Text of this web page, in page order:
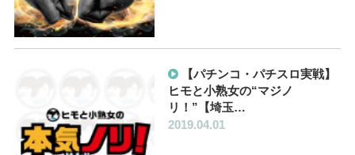
【パチンコ・パチスロ実戦】
ヒモと小熟女の“マジノ
リ！”【埼玉…
2019.04.01